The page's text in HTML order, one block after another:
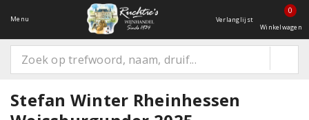
Menu Verlanglijst
0
Winkelwagen
Stefan Winter Rheinhessen